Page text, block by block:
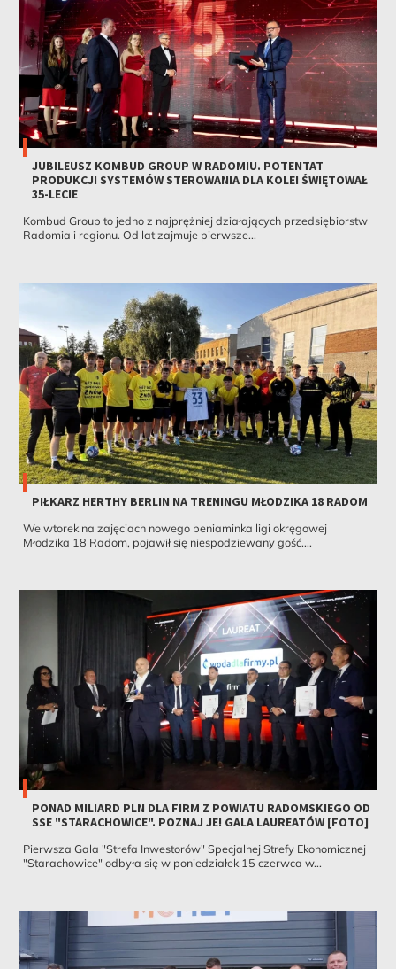
JUBILEUSZ KOMBUD GROUP W RADOMIU. POTENTAT
PRODUKCJI SYSTEMÓW STEROWANIA DLA KOLEI ŚWIĘTOWAŁ
35-LECIE
Kombud Group to jedno z najprężniej działających przedsiębiorstw
Radomia i regionu. Od lat zajmuje pierwsze...
PIŁKARZ HERTHY BERLIN NA TRENINGU MŁODZIKA 18 RADOM
We wtorek na zajęciach nowego beniaminka ligi okręgowej
Młodzika 18 Radom, pojawił się niespodziewany gość....
PONAD MILIARD PLN DLA FIRM Z POWIATU RADOMSKIEGO OD
SSE "STARACHOWICE". POZNAJ JE! GALA LAUREATÓW [FOTO]
Pierwsza Gala "Strefa Inwestorów" Specjalnej Strefy Ekonomicznej
"Starachowice" odbyła się w poniedziałek 15 czerwca w...